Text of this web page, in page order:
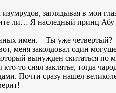
заглядывая в мои
ли… Я наследный принц
имен. – Ты уже четвертый?
меня заколдовал один
вынужден скитаться по
то снял заклятье, тогда
Почти сразу нашел